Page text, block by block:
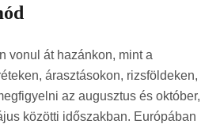
vonul át hazánkon, mint a
árasztásokon, rizsföldeken,
az augusztus és október,
közötti időszakban. Európában